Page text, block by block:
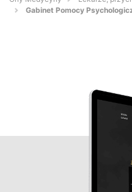
Gabinet Pomocy